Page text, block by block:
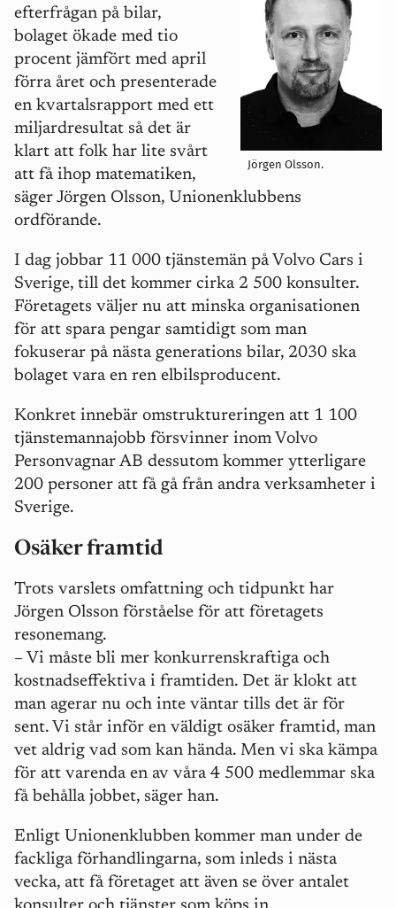
Jörgen Olsson.
efterfrågan på bilar,
bolaget ökade med tio
procent jämfört med april
förra året och presenterade
en kvartalsrapport med ett
miljardresultat så det är
klart att folk har lite svårt
att få ihop matematiken,
säger Jörgen Olsson, Unionenklubbens
ordförande.
I dag jobbar 11 000 tjänstemän på Volvo Cars i
Sverige, till det kommer cirka 2 500 konsulter.
Företagets väljer nu att minska organisationen
för att spara pengar samtidigt som man
fokuserar på nästa generations bilar, 2030 ska
bolaget vara en ren elbilsproducent.
Konkret innebär omstruktureringen att 1 100
tjänstemannajobb försvinner inom Volvo
Personvagnar AB dessutom kommer ytterligare
200 personer att få gå från andra verksamheter i
Sverige.
Osäker framtid
Trots varslets omfattning och tidpunkt har
Jörgen Olsson förståelse för att företagets
resonemang.
– Vi måste bli mer konkurrenskraftiga och
kostnadseffektiva i framtiden. Det är klokt att
man agerar nu och inte väntar tills det är för
sent. Vi står inför en väldigt osäker framtid, man
vet aldrig vad som kan hända. Men vi ska kämpa
för att varenda en av våra 4 500 medlemmar ska
få behålla jobbet, säger han.
Enligt Unionenklubben kommer man under de
fackliga förhandlingarna, som inleds i nästa
vecka, att få företaget att även se över antalet